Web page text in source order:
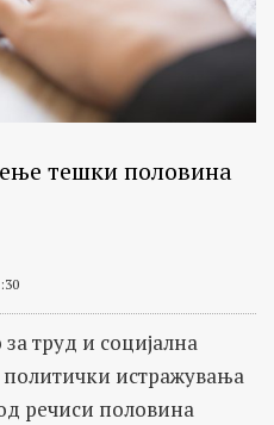
тешки половина
труд и социјална
политички истражувања
речиси половина